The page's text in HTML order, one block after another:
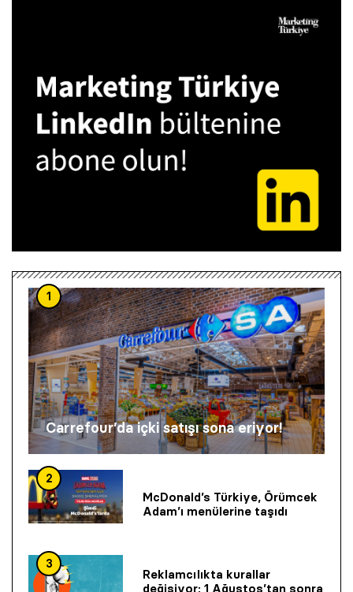
1
Carrefour’da içki satışı sona eriyor!
2
McDonald’s Türkiye, Örümcek
Adam’ı menülerine taşıdı
3
Reklamcılıkta kurallar
değişiyor: 1 Ağustos’tan sonra